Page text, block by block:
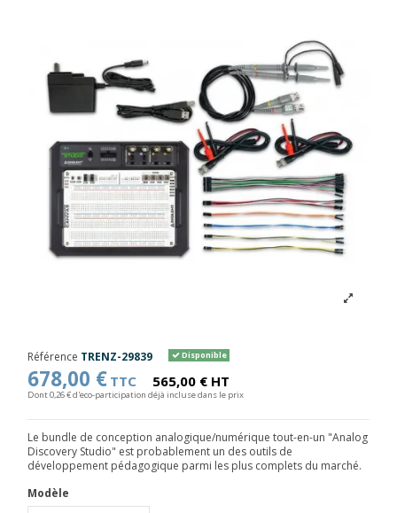
Référence TRENZ-29839 Disponible
678,00 € TTC 565,00 € HT
Dont 0,26 € d'eco-participation déjà incluse dans le prix
Le bundle de conception analogique/numérique tout-en-un "Analog
Discovery Studio" est probablement un des outils de
développement pédagogique parmi les plus complets du marché.
Modèle